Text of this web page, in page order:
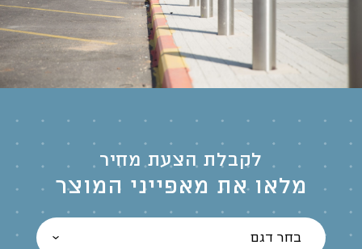
לקבלת הצעת מחיר
מלאו את מאפייני המוצר
בחר דגם